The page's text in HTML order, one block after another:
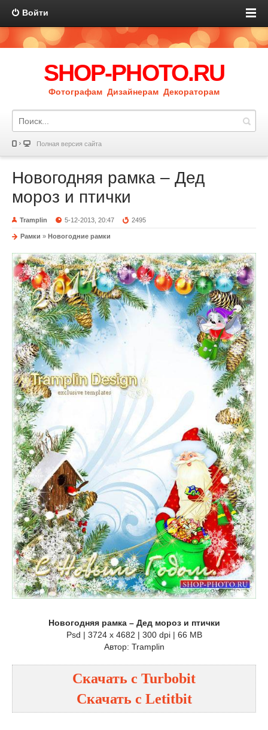
Войти
SHOP-PHOTO.RU
Фотографам Дизайнерам Декораторам
Полная версия сайта
Новогодняя рамка – Дед
мороз и птички
Tramplin 5-12-2013, 20:47 2495
Рамки » Новогодние рамки
Новогодняя рамка – Дед мороз и птички
Psd | 3724 x 4682 | 300 dpi | 66 MB
Автор: Tramplin
Скачать с Turbobit
Скачать с Letitbit